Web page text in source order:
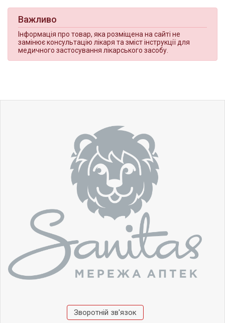
Важливо
Інформація про товар, яка розміщена на сайті не
замінює консультацію лікаря та зміст інструкції для
медичного застосування лікарського засобу.
Зворотній зв'язок